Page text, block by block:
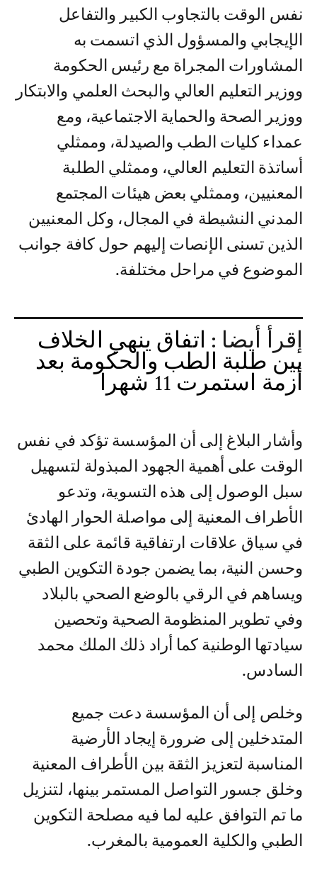
نفس الوقت بالتجاوب الكبير والتفاعل
الإيجابي والمسؤول الذي اتسمت به
المشاورات المجراة مع رئيس الحكومة
ووزير التعليم العالي والبحث العلمي والابتكار
ووزير الصحة والحماية الاجتماعية، ومع
عمداء كليات الطب والصيدلة، وممثلي
أساتذة التعليم العالي، وممثلي الطلبة
المعنيين، وممثلي بعض هيئات المجتمع
المدني النشيطة في المجال، وكل المعنيين
الذين تسنى الإنصات إليهم حول كافة جوانب
الموضوع في مراحل مختلفة.
إقرأ أيضا : اتفاق ينهي الخلاف
بين طلبة الطب والحكومة بعد
أزمة استمرت 11 شهرا
وأشار البلاغ إلى أن المؤسسة تؤكد في نفس
الوقت على أهمية الجهود المبذولة لتسهيل
سبل الوصول إلى هذه التسوية، وتدعو
الأطراف المعنية إلى مواصلة الحوار الهادئ
في سياق علاقات ارتفاقية قائمة على الثقة
وحسن النية، بما يضمن جودة التكوين الطبي
ويساهم في الرقي بالوضع الصحي بالبلاد
وفي تطوير المنظومة الصحية وتحصين
سيادتها الوطنية كما أراد ذلك الملك محمد
السادس.
وخلص إلى أن المؤسسة دعت جميع
المتدخلين إلى ضرورة إيجاد الأرضية
المناسبة لتعزيز الثقة بين الأطراف المعنية
وخلق جسور التواصل المستمر بينها، لتنزيل
ما تم التوافق عليه لما فيه مصلحة التكوين
الطبي والكلية العمومية بالمغرب.